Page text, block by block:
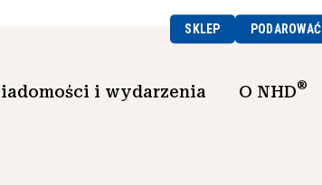
SKLEP PODAROWAĆ
i wydarzenia O NHD®